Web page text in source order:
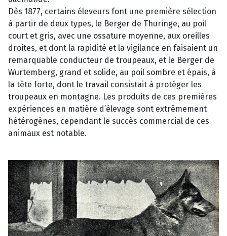
Dès 1877, certains éleveurs font une première sélection
à partir de deux types, le Berger de Thuringe, au poil
court et gris, avec une ossature moyenne, aux oreilles
droites, et dont la rapidité et la vigilance en faisaient un
remarquable conducteur de troupeaux, et le Berger de
Wurtemberg, grand et solide, au poil sombre et épais, à
la tête forte, dont le travail consistait à protéger les
troupeaux en montagne. Les produits de ces premières
expériences en matière d’élevage sont extrêmement
hétérogènes, cependant le succès commercial de ces
animaux est notable.